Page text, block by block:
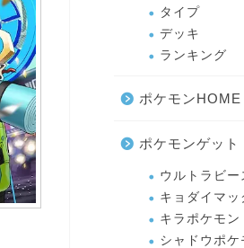
タイプ
デッキ
ランキング
ポケモンHOME
ポケモンゲット
ウルトラビー
キョダイマッ
キラポケモン
シャドウポケ